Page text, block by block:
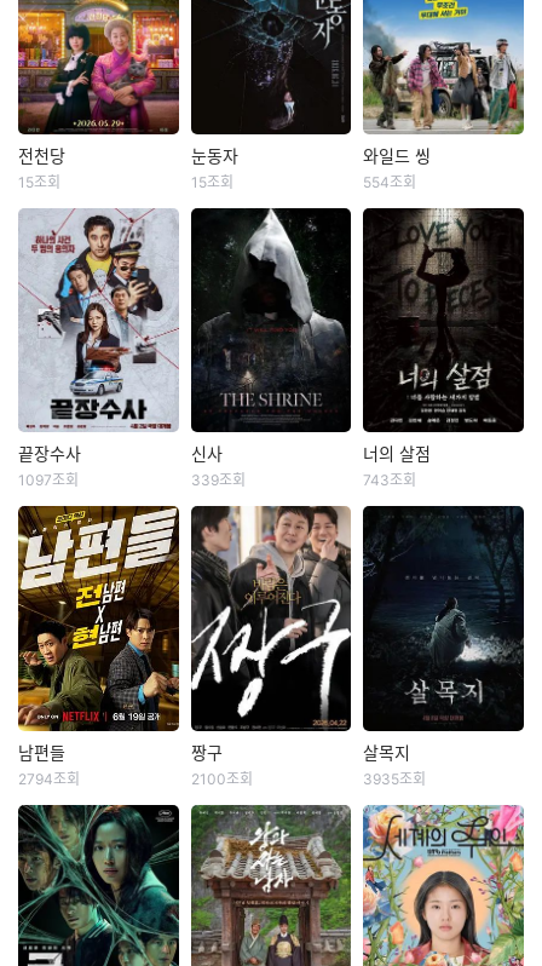
전천당
“이 과자가 행운일지
불행일지는 손님 하
기 나름이지요” 간절
한 소원과 행운의 동
전을 지닌 사람 앞에
만 나타나는 신비한
과자 가게 ‘전천당’.
‘전천당’ 주인 ‘홍자’
앞에 행운의 동전을
지닌 손님들이 찾아
온다. 아픈 엄마를 낫
부터 강한 힘을 얻고
싶은 학생, 피아노를
잘 치고 싶은 입시 준
비생까지! 각자 원하
는 능력을 받게 되지
만, 그것도 잠시 질투
와 욕망을 파는 과자
가게 ‘화앙당’의 주인
‘요미’가 나타나면서
거부할 수 없는 제안
을 건네기 시작하는
데…
전천당
15조회
눈동자
유전병으로 점차 시
력을 잃어가는 사진
작가 ‘서진’(신민아).
어느 날, 자신보다 먼
저 시력을 잃었지만
도예가로 성공한 쌍
둥이 동생 ‘서인’(신민
아)이 죽어있는 것을
발견한다. 모두가 자
살이라 하지만, 서진
은 무언가 잘못됐음
작업실 속 의미를 알
수 없는 작품들, 그리
고 그날 그 자리에 있
었던 ‘누군가’. 아무도
자살이 아니라는 자
신의 말을 믿어주지
않자, 직접 진실을 좇
기 시작한 ‘서진’은 점
점 꺼져가는 시야 속
범인의 또 다른 표적
이 되어간다. 담당 형
사 ‘도혁’(김남희)은
서진의 눈이 되어 함
께 사건을 추적하고,
서서히 드러나는 실
체는 두 사람을 더욱
깊은 혼란 속으로 몰
아넣는데…. 보이지
않는 공포 속 어둠보
눈동자
15조회
와일드 씽
박지현
‘댄스머신’황현우‘절
대매력’변도미‘폭풍
래퍼’구상구! “우리는
트라이앵글입니다!”
한때 가요계를 휩쓸
었지만 예기치 못한
사건에 휘말려 하루
아침에 해체된 3인조
혼성 댄스 그룹 ‘트라
이앵글’. 20년 만에
의 발판이 될 ‘트라이
앵글’ 공연 제안이 들
어오고, 인생의 마지
막 기회를 잡기 위해
멤버들을 찾아 나선
다. “전쟁이 터져도,
오늘 우리는 무대에
서는 거야!” 생계형
방송인이 된 현우, 재
벌가 며느리가 된 도
미, 솔로 앨범으로 빚
더미에 앉은 상구까
지. 세 사람은 다시
모여 공연장으로 향
하지만, 과거 ‘트라이
앵글’의 라이벌 발라
드 왕자 성곤과 악연
으로 얽힌 전소속사
박대표까지 나타나며
와일드 씽
554조회
끝장수사
이솜
한때 잘 나가던 광역
수사대 에이스였지만
사건 말아먹고 인생
도 꼬인 형사 ‘재혁’에
게 명석한 두뇌, 돈과
패기로 무장한 인플
루언서 출신 신입 형
사 ‘중호’가 파트너로
낙점된다. 어느 것 하
나 맞지 않던 두 사람
회 헌금함에서 48,7
00원을 훔친 절도범
을 검거하고 그가 서
울 강남 살인사건의
유력 용의자임을 밝
혀낸다. 그러나 이미
끝장수사
1097조회
신사
고훈정
일본 고베의 버려진
마을. 이곳의 폐건물
로 전시를 기획하는
대학생들의 국제 교
류 활동이 한창이던
어느 날, 근처 폐허가
된 신사 답사를 갔던
학생이 실종된다. 연
이어 기괴한 모습으
로 죽거나 사라지는
그들의 매니저 '유
미'는 다시는 연락할
일 없을 줄 알았던
'명진'에게 도움을 요
청한다. 심상치 않은
기운을 느낀 무당 '명
신사
339조회
너의 살점
여동윤
좀비가 창궐한 세상,
엄마의 집착 속에 빙
상장을 떠나지 못하
는 피겨 유망주 아영.
사랑을 영원히 박제
하기 위해 자신의 귀
를 잘라 건네는 윤일.
좀비로 변한 동생을
살리기 위해 백신을
찾는 기쁨. 무엇도 믿
기괴한 세 가지 사랑
이 시작된다.
너의 살점
743조회
남편들
김지석
범죄 조직에게 납치
당한 아내를 구출하
기 위해 얼떨결에 힘
을 합친 전남편 ‘충
식’과 현남편 ‘민석’의
남편들
2794조회
짱구
신승호
"99번째 오디션 낙
방! 자빠져도 다시 한
번!" 배우가 되고 싶
어 서울 자취러가 된
부산 사나이 짱구. 전
짱구
2100조회
살목지
김준한
기이한 소문이 끊이
지 않는 저수지 살목
지의 로드뷰 화면에
촬영한 적 없는 정체
불명의 형체가 포착
살목지
3935조회